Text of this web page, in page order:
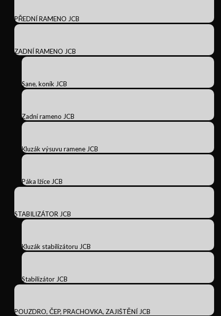
PŘEDNÍ RAMENO JCB
ZADNÍ RAMENO JCB
Sane, koník JCB
Zadní rameno JCB
Kluzák výsuvu ramene JCB
Páka lžíce JCB
STABILIZÁTOR JCB
Kluzák stabilizátoru JCB
Stabilizátor JCB
POUZDRO, ČEP, PRACHOVKA, ZAJIŠTĚNÍ JCB